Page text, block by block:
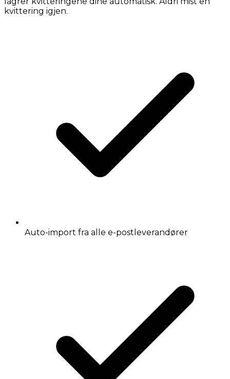
kvittering igjen.
Auto-import fra alle e-postleverandører